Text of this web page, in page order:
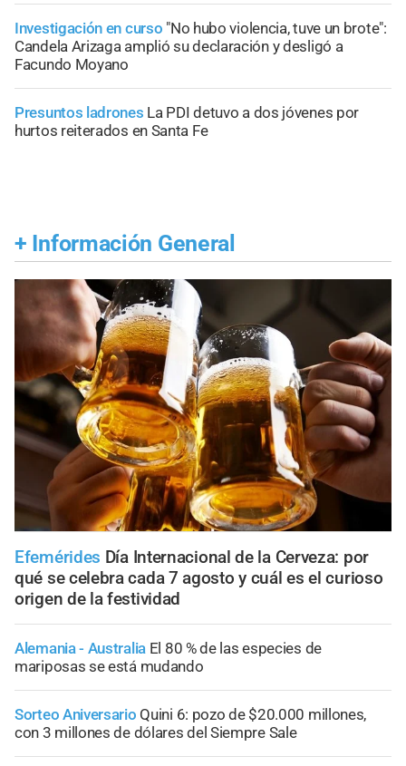
Investigación en curso "No hubo violencia, tuve un brote":
Candela Arizaga amplió su declaración y desligó a
Facundo Moyano
Presuntos ladrones La PDI detuvo a dos jóvenes por
hurtos reiterados en Santa Fe
+ Información General
Efemérides Día Internacional de la Cerveza: por
qué se celebra cada 7 agosto y cuál es el curioso
origen de la festividad
Alemania - Australia El 80 % de las especies de
mariposas se está mudando
Sorteo Aniversario Quini 6: pozo de $20.000 millones,
con 3 millones de dólares del Siempre Sale